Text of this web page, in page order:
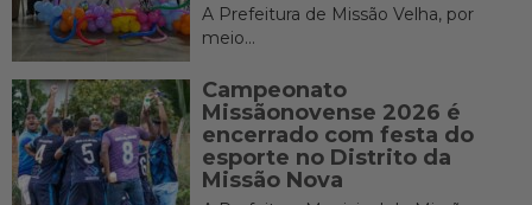
A Prefeitura de Missão Velha, por
meio...
Campeonato
Missãonovense 2026 é
encerrado com festa do
esporte no Distrito da
Missão Nova